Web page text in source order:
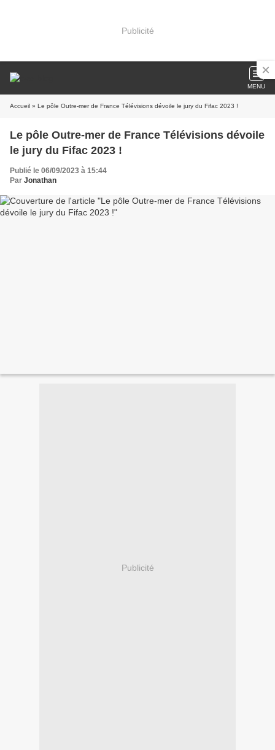
Publicité
MENU
Accueil » Le pôle Outre-mer de France Télévisions dévoile le jury du Fifac 2023 !
Le pôle Outre-mer de France Télévisions dévoile
le jury du Fifac 2023 !
Publié le 06/09/2023 à 15:44
Par Jonathan
Publicité